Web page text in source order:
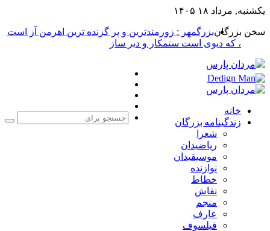
یکشنبه, مرداد ۱۸ ۱۴۰۵
سخن بزرگانبزرگمهر : زورمندترین و پر گزنده ترین اهرمن آز است
، که دیوی است ستمکار و دیر ساز
خانه
زندگینامه بزرگان
شعرا
ریاضیدان
موسیقیدان
نوازنده
خطاط
نقاش
منجم
عارف
فیلسوف